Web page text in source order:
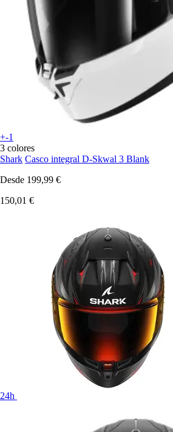
+-1
3 colores
Shark Casco integral D-Skwal 3 Blank
Desde 199,99 €
150,01 €
24h